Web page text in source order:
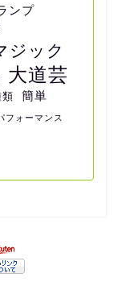
ンプ
ジック
大道芸
類 簡単
フォーマンス